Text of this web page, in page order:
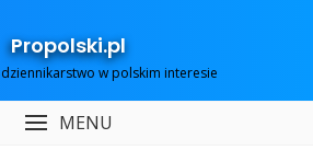
Propolski.pl
w polskim interesie
MENU